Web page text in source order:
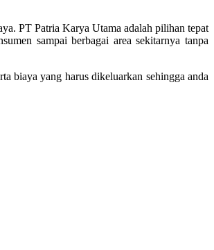
PT Patria Karya Utama adalah pilihan tepat
sampai berbagai area sekitarnya tanpa
biaya yang harus dikeluarkan sehingga anda